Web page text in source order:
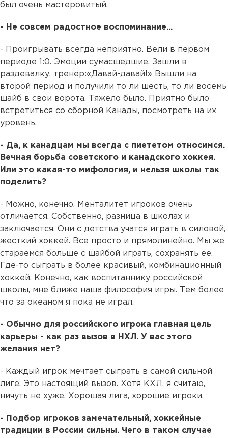
был очень мастеровитый.
- Не совсем радостное воспоминание...
- Проигрывать всегда неприятно. Вели в первом
периоде 1:0. Эмоции сумасшедшие. Зашли в
раздевалку, тренер:«Давай-давай!» Вышли на
второй период и получили то ли шесть, то ли восемь
шайб в свои ворота. Тяжело было. Приятно было
встретиться со сборной Канады, посмотреть на их
уровень.
- Да, к канадцам мы всегда с пиететом относимся.
Вечная борьба советского и канадского хоккея.
Или это какая-то мифология, и нельзя школы так
поделить?
- Можно, конечно. Менталитет игроков очень
отличается. Собственно, разница в школах и
заключается. Они с детства учатся играть в силовой,
жесткий хоккей. Все просто и прямолинейно. Мы же
стараемся больше с шайбой играть, сохранять ее.
Где-то сыграть в более красивый, комбинационный
хоккей. Конечно, как воспитаннику российской
школы, мне ближе наша философия игры. Тем более
что за океаном я пока не играл.
- Обычно для российского игрока главная цель
карьеры - как раз вызов в НХЛ. У вас этого
желания нет?
- Каждый игрок мечтает сыграть в самой сильной
лиге. Это настоящий вызов. Хотя КХЛ, я считаю,
ничуть не хуже. Хорошая лига, хорошие игроки.
- Подбор игроков замечательный, хоккейные
традиции в России сильны. Чего в таком случае